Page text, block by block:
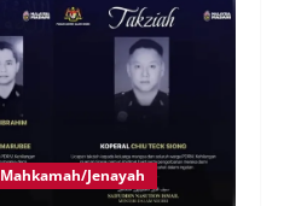
Mahkamah/Jenayah